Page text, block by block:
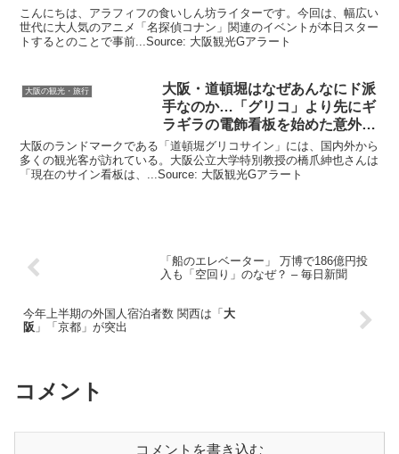
こんにちは、アラフィフの食いしん坊ライターです。今回は、幅広い
世代に大人気のアニメ「名探偵コナン」関連のイベントが本日スター
トするとのことで事前...Source: 大阪観光Gアラート
大阪の観光・旅行 大阪 ・道頓堀はなぜあんなにド派
手なのか…「グリコ」より先にギ
ラギラの電飾看板を始めた意外
…
大阪のランドマークである「道頓堀グリコサイン」には、国内外から
多くの観光客が訪れている。大阪公立大学特別教授の橋爪紳也さんは
「現在のサイン看板は、...Source: 大阪観光Gアラート
「船のエレベーター」 万博で186億円投
入も「空回り」のなぜ？ – 毎日新聞
今年上半期の外国人宿泊者数 関西は「 大
阪 」「京都」が突出
コメント
コメントを書き込む